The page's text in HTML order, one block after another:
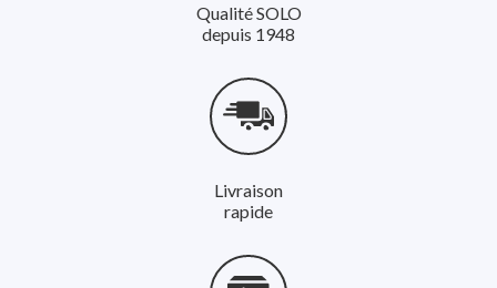
Qualité SOLO
depuis 1948
Livraison
rapide